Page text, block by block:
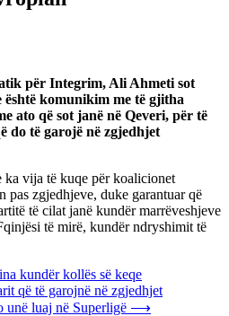
për Integrim, Ali Ahmeti sot
është komunikim me të gjitha
ato që sot janë në Qeveri, për të
të garojë në zgjedhjet
vija të kuqe për koalicionet
pas zgjedhjeve, duke garantuar që
të cilat janë kundër marrëveshjeve
të mirë, kundër ndryshimit të
kundër kollës së keqe
që të garojnë në zgjedhjet
unë luaj në Superligë ⟶